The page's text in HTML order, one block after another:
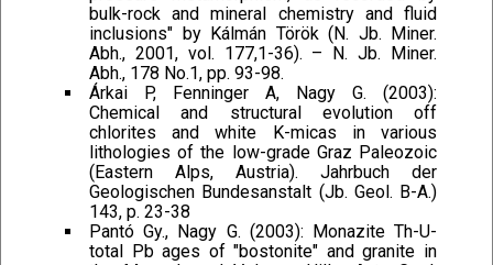
bulk-rock and mineral chemistry and fluid
inclusions" by Kálmán Török (N. Jb. Miner.
Abh., 2001, vol. 177,1-36). – N. Jb. Miner.
Abh., 178 No.1, pp. 93-98.
Árkai P, Fenninger A, Nagy G. (2003):
Chemical and structural evolution off
chlorites and white K-micas in various
lithologies of the low-grade Graz Paleozoic
(Eastern Alps, Austria). Jahrbuch der
Geologischen Bundesanstalt (Jb. Geol. B-A.)
143, p. 23-38
Pantó Gy., Nagy G. (2003): Monazite Th-U-
total Pb ages of "bostonite" and granite in